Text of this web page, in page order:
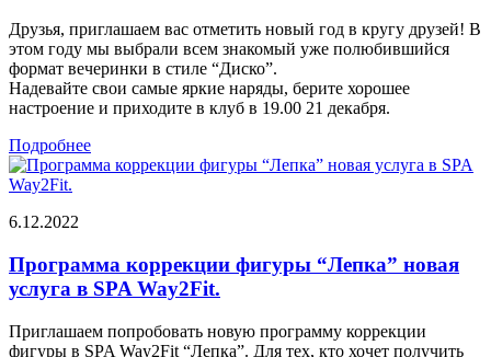
Друзья, приглашаем вас отметить новый год в кругу друзей! В
этом году мы выбрали всем знакомый уже полюбившийся
формат вечеринки в стиле “Диско”.
Надевайте свои самые яркие наряды, берите хорошее
настроение и приходите в клуб в 19.00 21 декабря.
Подробнее
6.12.2022
Программа коррекции фигуры “Лепка” новая
услуга в SPA Way2Fit.
Приглашаем попробовать новую программу коррекции
фигуры в SPA Way2Fit “Лепка”. Для тех, кто хочет получить